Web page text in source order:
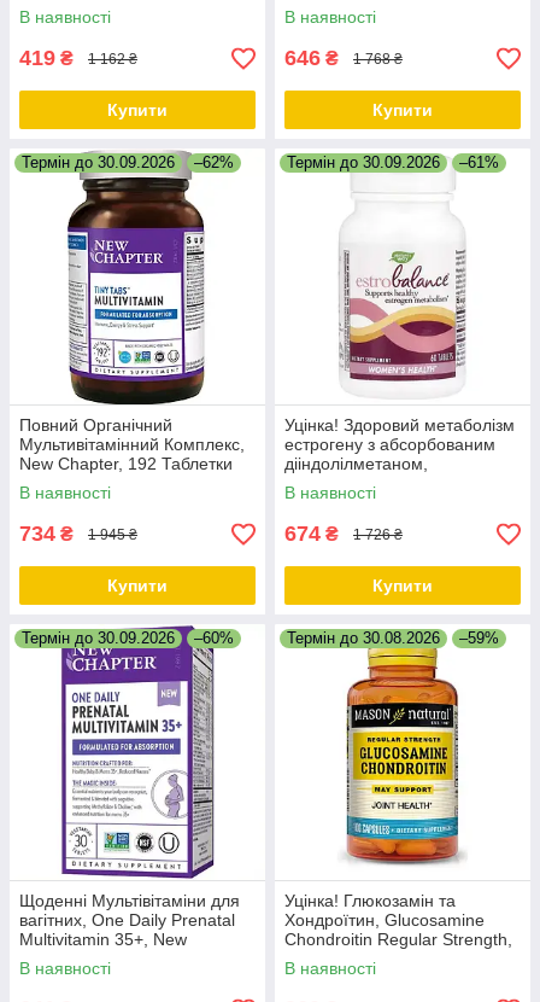
В наявності
419 ₴ 1 162 ₴
Купити
В наявності
646 ₴ 1 768 ₴
Купити
Термін до 30.09.2026 –62%
Повний Органічний
Мультивітамінний Комплекс,
New Chapter, 192 Таблетки
В наявності
734 ₴ 1 945 ₴
Купити
Термін до 30.09.2026 –61%
Уцінка! Здоровий метаболізм
естрогену з абсорбованим
дііндолілметаном,
EstroBalance with Absorbable
BR-DIM, Nature's Way, 60 таб.
В наявності
674 ₴ 1 726 ₴
Купити
Термін до 30.09.2026 –60%
Щоденні Мультівітаміни для
вагітних, One Daily Prenatal
Multivitamin 35+, New
Chapter, 30 таблеток
В наявності
Термін до 30.08.2026 –59%
Уцінка! Глюкозамін та
Хондроїтин, Glucosamine
Chondroitin Regular Strength,
Mason Natural, 100 капсул
В наявності